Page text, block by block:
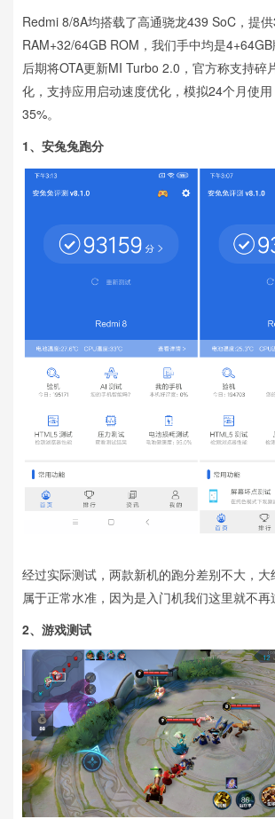
Redmi 8/8A均搭载了高通骁龙439 SoC，提
RAM+32/64GB ROM，我们手中均是
后期将OTA更新MI Turbo 2.0，官方称支持碎
化，支持应用启动速度优化，模拟24个月使
35%。
1、 安兔兔跑分
经过实际测试，两款新机的跑分差别不大，大
属于正常水准，因为是入门机我们这里就不再
2、 游戏测试